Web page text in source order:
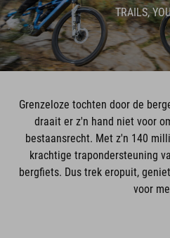
TRAILS,
Grenzeloze tochten door de
draait er z'n hand niet voor
bestaansrecht. Met z'n 140
krachtige trapondersteuning
bergfiets. Dus trek eropuit,
voor